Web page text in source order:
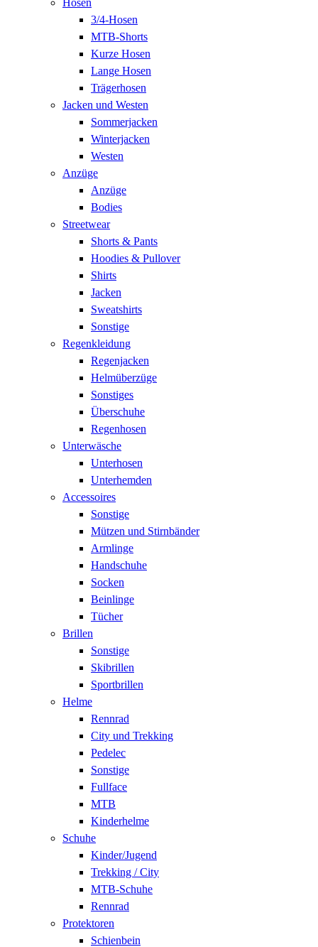
3/4-Hosen
MTB-Shorts
Kurze Hosen
Lange Hosen
Trägerhosen
Jacken und Westen
Sommerjacken
Winterjacken
Westen
Anzüge
Anzüge
Bodies
Streetwear
Shorts & Pants
Hoodies & Pullover
Shirts
Jacken
Sweatshirts
Sonstige
Regenkleidung
Regenjacken
Helmüberzüge
Sonstiges
Überschuhe
Regenhosen
Unterwäsche
Unterhosen
Unterhemden
Accessoires
Sonstige
Mützen und Stirnbänder
Armlinge
Handschuhe
Socken
Beinlinge
Tücher
Brillen
Sonstige
Skibrillen
Sportbrillen
Helme
Rennrad
City und Trekking
Pedelec
Sonstige
Fullface
MTB
Kinderhelme
Schuhe
Kinder/Jugend
Trekking / City
MTB-Schuhe
Rennrad
Protektoren
Schienbein